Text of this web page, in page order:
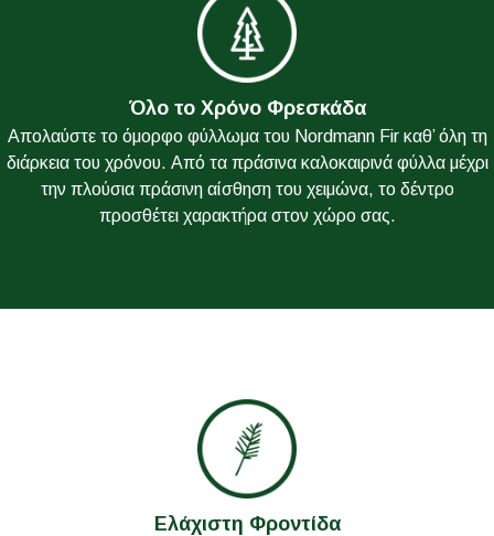
Όλο το Χρόνο Φρεσκάδα
Απολαύστε το όμορφο φύλλωμα του Nordmann Fir καθ’ όλη τη
διάρκεια του χρόνου. Από τα πράσινα καλοκαιρινά φύλλα μέχρι
την πλούσια πράσινη αίσθηση του χειμώνα, το δέντρο
προσθέτει χαρακτήρα στον χώρο σας.
Ελάχιστη Φροντίδα